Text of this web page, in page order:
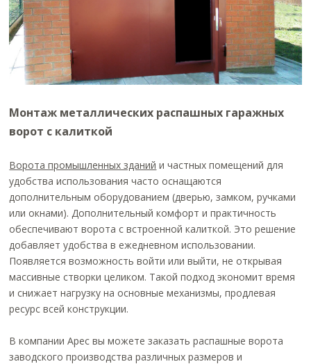
Монтаж металлических распашных гаражных
ворот с калиткой
Ворота промышленных зданий и частных помещений для
удобства использования часто оснащаются
дополнительным оборудованием (дверью, замком, ручками
или окнами). Дополнительный комфорт и практичность
обеспечивают ворота с встроенной калиткой. Это решение
добавляет удобства в ежедневном использовании.
Появляется возможность войти или выйти, не открывая
массивные створки целиком. Такой подход экономит время
и снижает нагрузку на основные механизмы, продлевая
ресурс всей конструкции.
В компании Арес вы можете заказать распашные ворота
заводского производства различных размеров и